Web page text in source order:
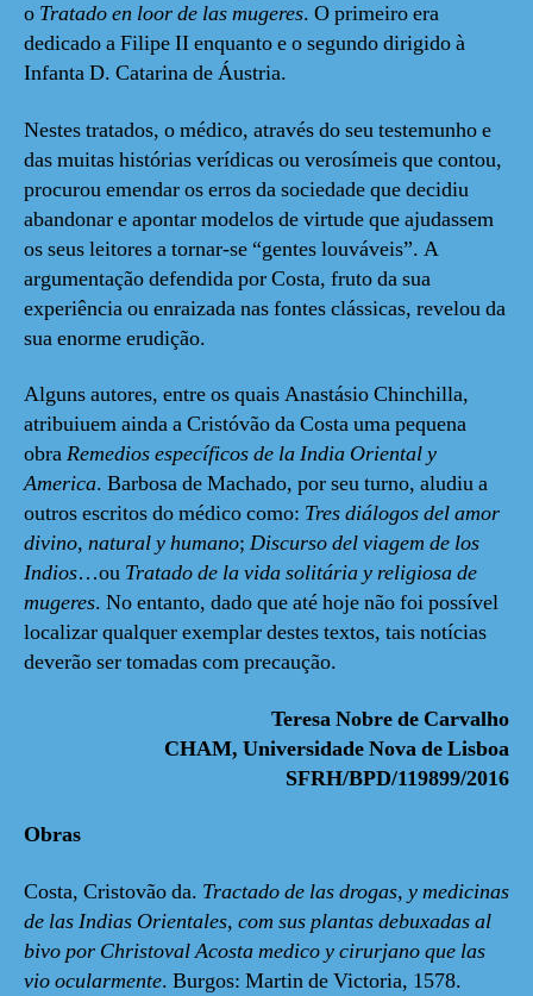
o Tratado en loor de las mugeres. O primeiro era
dedicado a Filipe II enquanto e o segundo dirigido à
Infanta D. Catarina de Áustria.
Nestes tratados, o médico, através do seu testemunho e
das muitas histórias verídicas ou verosímeis que contou,
procurou emendar os erros da sociedade que decidiu
abandonar e apontar modelos de virtude que ajudassem
os seus leitores a tornar-se “gentes louváveis”. A
argumentação defendida por Costa, fruto da sua
experiência ou enraizada nas fontes clássicas, revelou da
sua enorme erudição.
Alguns autores, entre os quais Anastásio Chinchilla,
atribuiuem ainda a Cristóvão da Costa uma pequena
obraRemedios específicos de la India Oriental y
America. Barbosa de Machado, por seu turno, aludiu a
outros escritos do médico como: Tres diálogos del amor
divino, natural y humano; Discurso del viagem de los
Indios…ou Tratado de la vida solitária y religiosa de
mugeres. No entanto, dado que até hoje não foi possível
localizar qualquer exemplar destes textos, tais notícias
deverão ser tomadas com precaução.
Teresa Nobre de Carvalho
CHAM, Universidade Nova de Lisboa
SFRH/BPD/119899/2016
Obras
Costa, Cristovão da. Tractado de las drogas, y medicinas
de las Indias Orientales, com sus plantas debuxadas al
bivo por Christoval Acosta medico y cirurjano que las
vio ocularmente. Burgos: Martin de Victoria, 1578.